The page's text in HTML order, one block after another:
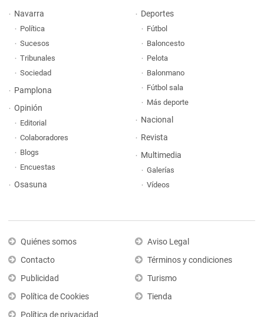
Navarra
Política
Sucesos
Tribunales
Sociedad
Pamplona
Opinión
Editorial
Colaboradores
Blogs
Encuestas
Osasuna
Deportes
Fútbol
Baloncesto
Pelota
Balonmano
Fútbol sala
Más deporte
Nacional
Revista
Multimedia
Galerías
Vídeos
Quiénes somos
Contacto
Publicidad
Política de Cookies
Aviso Legal
Términos y condiciones
Turismo
Tienda